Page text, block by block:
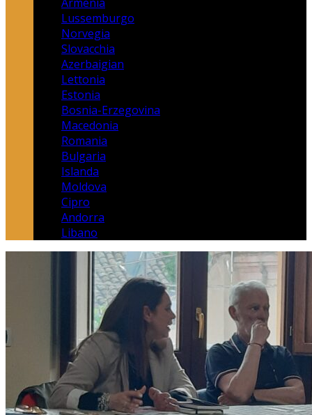
Lussemburgo
Norvegia
Slovacchia
Azerbaigian
Lettonia
Estonia
Bosnia-Erzegovina
Macedonia
Romania
Bulgaria
Islanda
Moldova
Cipro
Andorra
Libano